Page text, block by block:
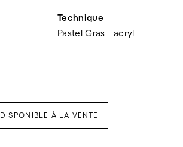
Technique
Pastel Gras
acryl
DISPONIBLE À LA VENTE